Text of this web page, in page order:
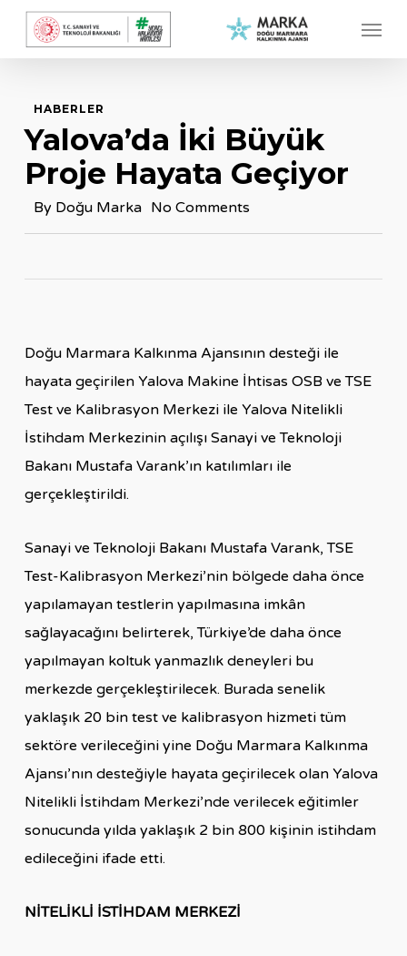
Skip
Menu
HABERLER
Yalova’da İki Büyük
Proje Hayata Geçiyor
By Doğu Marka No Comments
Doğu Marmara Kalkınma Ajansının desteği ile
hayata geçirilen Yalova Makine İhtisas OSB ve TSE
Test ve Kalibrasyon Merkezi ile Yalova Nitelikli
İstihdam Merkezinin açılışı Sanayi ve Teknoloji
Bakanı Mustafa Varank’ın katılımları ile
gerçekleştirildi.
Sanayi ve Teknoloji Bakanı Mustafa Varank, TSE
Test-Kalibrasyon Merkezi’nin bölgede daha önce
yapılamayan testlerin yapılmasına imkân
sağlayacağını belirterek, Türkiye’de daha önce
yapılmayan koltuk yanmazlık deneyleri bu
merkezde gerçekleştirilecek. Burada senelik
yaklaşık 20 bin test ve kalibrasyon hizmeti tüm
sektöre verileceğini yine Doğu Marmara Kalkınma
Ajansı’nın desteğiyle hayata geçirilecek olan Yalova
Nitelikli İstihdam Merkezi’nde verilecek eğitimler
sonucunda yılda yaklaşık 2 bin 800 kişinin istihdam
edileceğini ifade etti.
NİTELİKLİ İSTİHDAM MERKEZİ